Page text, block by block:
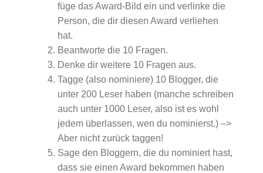
füge das Award-Bild ein und verlinke die
Person, die dir diesen Award verliehen
hat.
Beantworte die 10 Fragen.
Denke dir weitere 10 Fragen aus.
Tagge (also nominiere) 10 Blogger, die
unter 200 Leser haben (manche schreiben
auch unter 1000 Leser, also ist es wohl
jedem überlassen, wen du nominierst.) –>
Aber nicht zurück taggen!
Sage den Bloggern, die du nominiert hast,
dass sie einen Award bekommen haben